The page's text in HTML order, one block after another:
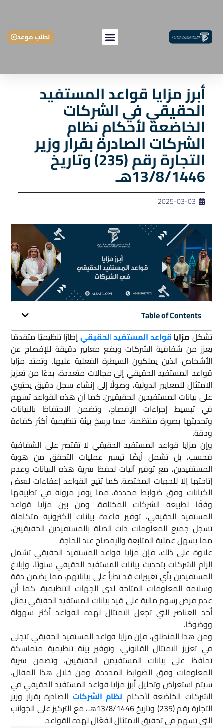
لطلب موعد
أبرز مزايا قواعد المستفيد
الحقيقي في الشركات
الخاضعة لأحكام نظام
الشركات الصادرة بقرار وزير
التجارة رقم (235) وتاريخ
13/8/1446هـ
2025-03-03
Table of Contents
تشكل مزاياقواعد المستفيد الحقيقيإطارًا تنظيميًا متقدمًا
يعزز من شفافية الشركات ويضع معايير دقيقة للإفصاح عن
الأشخاص الذين يملكون السيطرة الفعلية عليها. وتمتد مزايا
قواعد المستفيد الحقيقي إلى مجالات متعددة، بدءًا من تعزيز
الامتثال للمعايير الدولية، وصولًا إلى إنشاء سجل دقيق يحتوي
على بيانات المستفيدين الحقيقيين. كما أن هذه القواعد تسهم
في تبسيط إجراءات الإفصاح، وتضمن الاحتفاظ بالبيانات
وتحديثها بصورة منتظمة، مما يرسخ بيئة تنظيمية أكثر كفاءة
ودقة.
وإن مزايا قواعد المستفيد الحقيقي لا تقتصر على الشفافية
فحسب، بل تشمل أيضًا تيسير عمليات التحقق من هوية
المستفيدين، مع توفير آليات لحفظ سرية هذه البيانات وعدم
إتاحتها إلا للجهات المختصة. كما تتيح القواعد إعفاءات لبعض
الكيانات وفق ضوابط محددة، مما يوفر مرونة في تطبيقها
وفقًا لطبيعة الشركات المختلفة. ومن بين مزايا قواعد
المستفيد الحقيقي، توفير قاعدة بيانات إلكترونية متكاملة
تسجل جميع المعلومات ذات الصلة بالمستفيدين الحقيقيين،
مما يسهل عملية المتابعة والإفصاح عند الحاجة.
علاوة على ذلك، فإن مزايا قواعد المستفيد الحقيقي تشمل
إلزام الشركات بتحديث بيانات المستفيد الحقيقي سنويًا، وإبلاغ
المستفيدين بأي تغييرات قد تطرأ على بياناتهم، مما يضمن دقة
وسلامة المعلومات المتاحة لدى الجهات التنظيمية. كما أن
عدم فرض رسوم مالية على قيد بيانات المستفيد الحقيقي يمثل
أحد العناصر التي تجعل الامتثال لهذه القواعد أكثر سهولة
ووضوحًا.
ومن هذا المنطلق، فإن مزايا قواعد المستفيد الحقيقي تتجلى
في تعزيز الامتثال القانوني، وتوفير بيئة تنظيمية متماسكة
تحافظ على بيانات المستفيدين الحقيقيين، وتضمن سرية
المعلومات وفق الضوابط المحددة. ومن خلال هذا المقال،
سيتم استعراض وتحليل أبرز مزايا قواعد المستفيد الحقيقي في
الشركات الخاضعة لأحكام نظام الشركات الصادرة بقرار وزير
التجارة رقم (235) وتاريخ 13/8/1446هـ، مع التركيز على الجوانب
التي تسهم في تحقيق الامتثال الفعّال لهذه القواعد.